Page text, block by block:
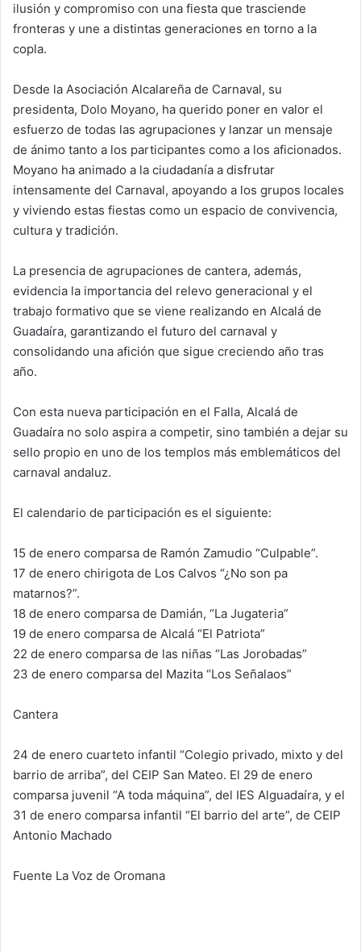
ilusión y compromiso con una fiesta que trasciende
fronteras y une a distintas generaciones en torno a la
copla.
Desde la Asociación Alcalareña de Carnaval, su
presidenta, Dolo Moyano, ha querido poner en valor el
esfuerzo de todas las agrupaciones y lanzar un mensaje
de ánimo tanto a los participantes como a los aficionados.
Moyano ha animado a la ciudadanía a disfrutar
intensamente del Carnaval, apoyando a los grupos locales
y viviendo estas fiestas como un espacio de convivencia,
cultura y tradición.
La presencia de agrupaciones de cantera, además,
evidencia la importancia del relevo generacional y el
trabajo formativo que se viene realizando en Alcalá de
Guadaíra, garantizando el futuro del carnaval y
consolidando una afición que sigue creciendo año tras
año.
Con esta nueva participación en el Falla, Alcalá de
Guadaíra no solo aspira a competir, sino también a dejar su
sello propio en uno de los templos más emblemáticos del
carnaval andaluz.
El calendario de participación es el siguiente:
15 de enero comparsa de Ramón Zamudio “Culpable”.
17 de enero chirigota de Los Calvos “¿No son pa
matarnos?”.
18 de enero comparsa de Damián, “La Jugateria”
19 de enero comparsa de Alcalá “El Patriota”
22 de enero comparsa de las niñas “Las Jorobadas”
23 de enero comparsa del Mazita “Los Señalaos”
Cantera
24 de enero cuarteto infantil “Colegio privado, mixto y del
barrio de arriba”, del CEIP San Mateo. El 29 de enero
comparsa juvenil “A toda máquina”, del IES Alguadaíra, y el
31 de enero comparsa infantil “El barrio del arte”, de CEIP
Antonio Machado
Fuente La Voz de Oromana